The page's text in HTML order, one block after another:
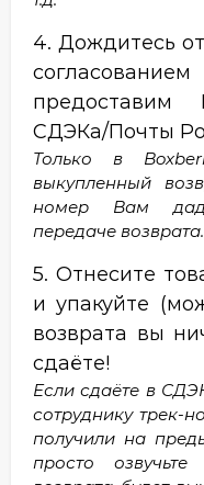
4. Дождитесь
СДЭКа/Почты
Только в
выкупленный
номер Вам
передаче возврата.
5. Отнесите
и упакуйте
возврата вы
сдаёте!
Если сдаёте в
сотруднику трек-
получили на
просто